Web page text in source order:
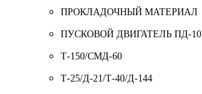
ПРОКЛАДОЧНЫЙ МАТЕРИАЛ
ПУСКОВОЙ ДВИГАТЕЛЬ ПД-10
Т-150/СМД-60
Т-25/Д-21/Т-40/Д-144